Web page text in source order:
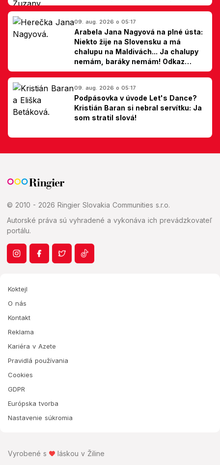
hovorí Milan Ondrík
09. aug. 2026 o 05:17
Arabela Jana Nagyová na plné ústa:
Niekto žije na Slovensku a má
chalupu na Maldivách... Ja chalupy
nemám, baráky nemám! Odkaz
Slovákom
09. aug. 2026 o 05:17
Podpásovka v úvode Let's Dance?
Kristián Baran si nebral servítku: Ja
som stratil slová!
© 2010 - 2026 Ringier Slovakia Communities s.r.o.
Autorské práva sú vyhradené a vykonáva ich prevádzkovateľ
portálu.
Koktejl
O nás
Kontakt
Reklama
Kariéra v Azete
Pravidlá používania
Cookies
GDPR
Európska tvorba
Nastavenie súkromia
Vyrobené s láskou v Žiline